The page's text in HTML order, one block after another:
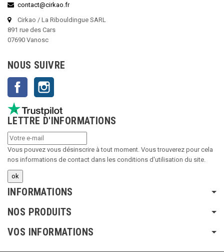
contact@cirkao.fr
Cirkao / La Ribouldingue SARL
891 rue des Cars
07690 Vanosc
NOUS SUIVRE
Facebook
LETTRE D'INFORMATIONS
Vous pouvez vous désinscrire à tout moment. Vous trouverez pour cela
nos informations de contact dans les conditions d'utilisation du site.
INFORMATIONS
NOS PRODUITS
VOS INFORMATIONS